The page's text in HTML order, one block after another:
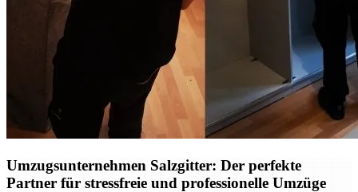
Umzugsunternehmen Salzgitter: Der perfekte
Partner für stressfreie und professionelle Umzüge